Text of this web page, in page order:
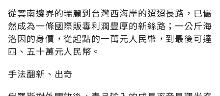
從雲南邊界的瑞麗到台灣西海岸的迢迢長路，已儼
然成為一條國際販毒利潤豐厚的新絲路；一公斤海
洛因的身價，從起點的一萬元人民幣，到最後可達
四、五十萬元人民幣。
手法翻新、出奇